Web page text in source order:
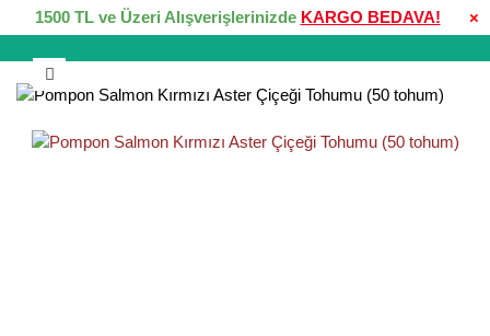
×
1500 TL ve Üzeri Alışverişlerinizde KARGO BEDAVA!